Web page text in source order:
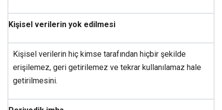
Kişisel verilerin yok edilmesi
Kişisel verilerin hiç kimse tarafından hiçbir şekilde
erişilemez, geri getirilemez ve tekrar kullanılamaz hale
getirilmesini.